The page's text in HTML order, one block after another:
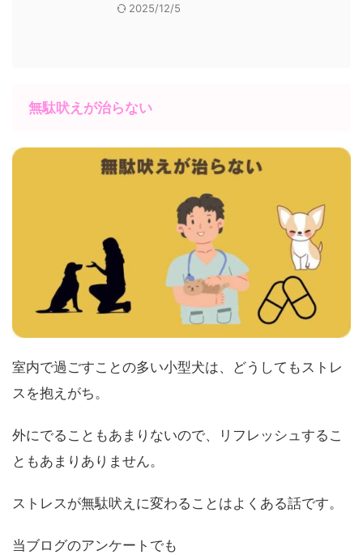
2025/12/5
無駄吠えが治らない
室内で過ごすことの多い小型犬は、どうしてもストレ
スを抱えがち。
外にでることもあまりないので、リフレッシュするこ
ともあまりありません。
ストレスが無駄吠えに変わることはよくある話です。
当ブログのアンケートでも